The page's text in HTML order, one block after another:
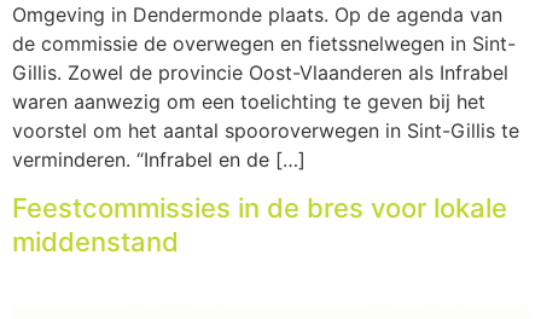
Omgeving in Dendermonde plaats. Op de agenda van
de commissie de overwegen en fietssnelwegen in Sint-
Gillis. Zowel de provincie Oost-Vlaanderen als Infrabel
waren aanwezig om een toelichting te geven bij het
voorstel om het aantal spooroverwegen in Sint-Gillis te
verminderen. “Infrabel en de […]
Feestcommissies in de bres voor lokale
middenstand